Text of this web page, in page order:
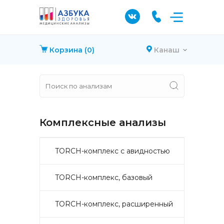
Корзина (0) Канаш
Комплексные анализы
TORCH-комплекс с авидностью
TORCH-комплекс, базовый
TORCH-комплекс, расширенный